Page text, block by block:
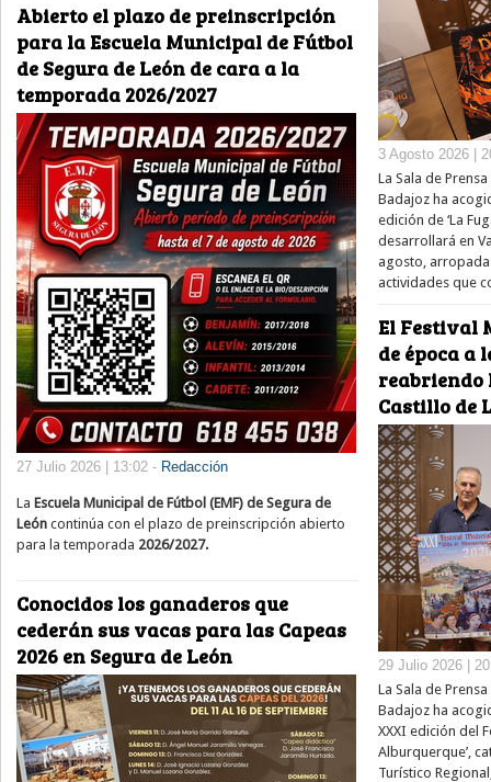
Abierto el plazo de preinscripción
para la Escuela Municipal de Fútbol
de Segura de León de cara a la
temporada 2026/2027
27 Julio 2026 | 13:02 - Redacción
La Escuela Municipal de Fútbol (EMF) de Segura de
León continúa con el plazo de preinscripción abierto
para la temporada 2026/2027.
Conocidos los ganaderos que
cederán sus vacas para las Capeas
2026 en Segura de León
3 Agosto 2026 |
La Sala de
Badajoz ha
edición de ‘La
desarrollará en
agosto,
actividades que
El Festival
de época a
reabriendo
Castillo de
29 Julio 2026 |
La Sala de
Badajoz ha
XXXI edición del
Alburquerque’,
Turístico